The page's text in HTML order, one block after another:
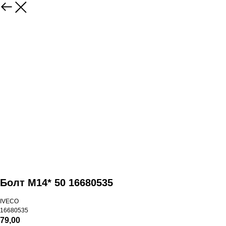
Болт М14* 50 16680535
IVECO
16680535
79,00